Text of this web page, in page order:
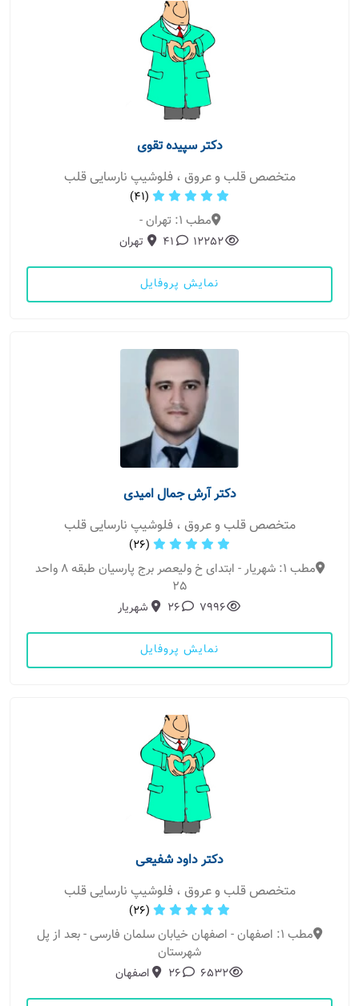
دکتر سپیده تقوی
متخصص قلب و عروق ، فلوشیپ نارسایی قلب
(41)
مطب 1: تهران -
12252
41 تهران
نمایش پروفایل
دکتر آرش جمال امیدی
متخصص قلب و عروق ، فلوشیپ نارسایی قلب
(26)
مطب 1: شهریار - ابتدای خ ولیعصر برج پارسیان طبقه 8 واحد
25
7996
26 شهریار
نمایش پروفایل
دکتر داود شفیعی
متخصص قلب و عروق ، فلوشیپ نارسایی قلب
(26)
مطب 1: اصفهان - اصفهان خیابان سلمان فارسی - بعد از پل
شهرستان
6532
26 اصفهان